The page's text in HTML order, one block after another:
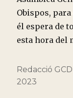
Obispos,
él espera de
esta hora del
Autor
Redacció GCD
2023